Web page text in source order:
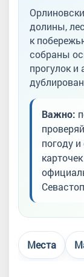
долины,
к
собраны
прогулок и
Важно:
погоду
Места